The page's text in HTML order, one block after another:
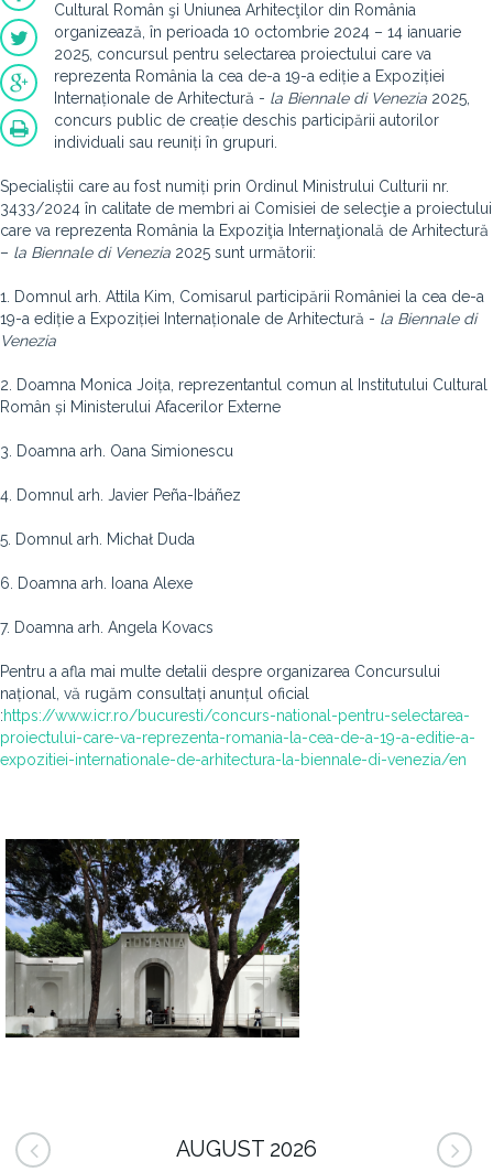
Cultural Român şi Uniunea Arhitecţilor din România
organizează, în perioada 10 octombrie 2024 – 14 ianuarie
2025, concursul pentru selectarea proiectului care va
reprezenta România la cea de-a 19-a ediție a Expoziției
Internaționale de Arhitectură - la Biennale di Venezia 2025,
concurs public de creație deschis participării autorilor
individuali sau reuniți în grupuri.
Specialiștii care au fost numiți prin Ordinul Ministrului Culturii nr.
3433/2024 în calitate de membri ai Comisiei de selecţie a proiectului
care va reprezenta România la Expoziţia Internaţională de Arhitectură
– la Biennale di Venezia 2025 sunt următorii:
1. Domnul arh. Attila Kim, Comisarul participării României la cea de-a
19-a ediție a Expoziției Internaționale de Arhitectură - la Biennale di
Venezia
2. Doamna Monica Joița, reprezentantul comun al Institutului Cultural
Român și Ministerului Afacerilor Externe
3. Doamna arh. Oana Simionescu
4. Domnul arh. Javier Peña-Ibáñez
5. Domnul arh. Michał Duda
6. Doamna arh. Ioana Alexe
7. Doamna arh. Angela Kovacs
Pentru a afla mai multe detalii despre organizarea Concursului
național, vă rugăm consultați anunțul oficial
:https://www.icr.ro/bucuresti/concurs-national-pentru-selectarea-
proiectului-care-va-reprezenta-romania-la-cea-de-a-19-a-editie-a-
expozitiei-internationale-de-arhitectura-la-biennale-di-venezia/en
AUGUST 2026